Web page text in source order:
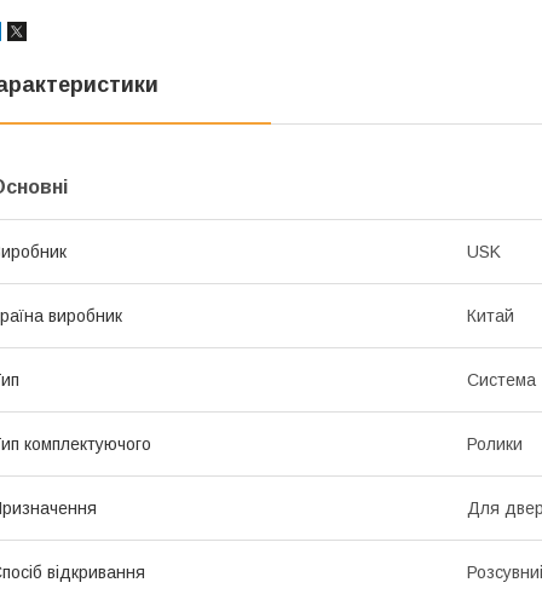
USK
виробник Китай
Система
комплектуючого Ролики
Для
відкривання